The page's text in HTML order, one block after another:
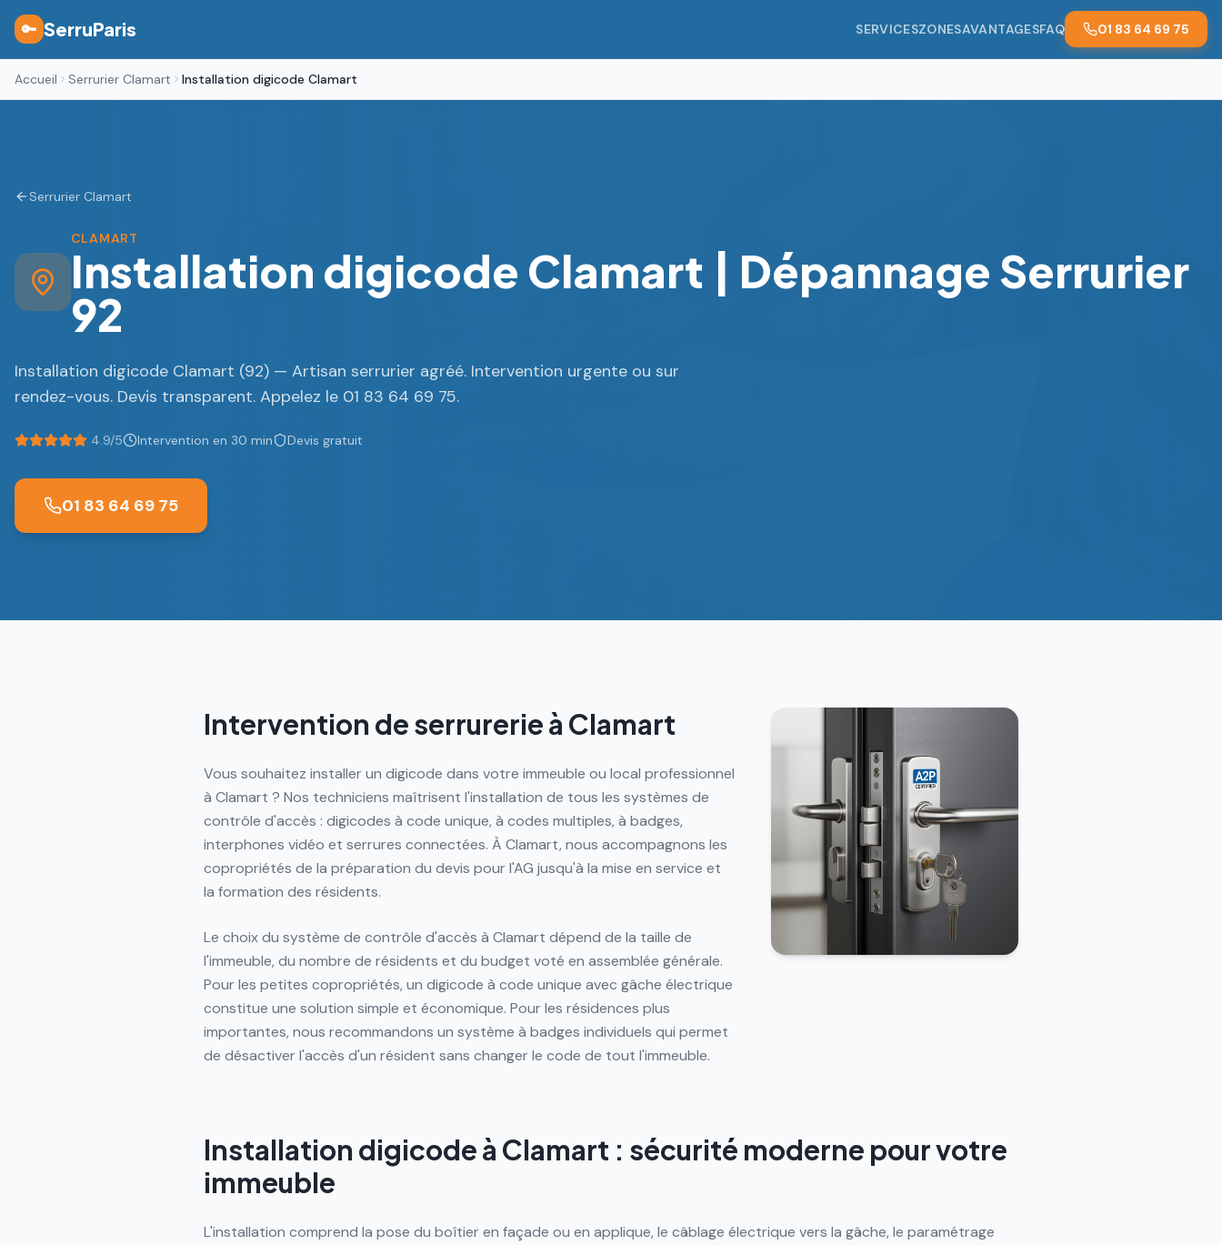
🔑 SerruParis SERVICESZONESAVANTAGESFAQ 01 83 64 69 75
Accueil Serrurier Clamart Installation digicode Clamart
Serrurier Clamart
CLAMART
Installation digicode Clamart | Dépannage Serrurier
92
Installation digicode Clamart (92) — Artisan serrurier agréé. Intervention urgente ou sur
rendez-vous. Devis transparent. Appelez le 01 83 64 69 75.
4.9/5 Intervention en 30 min Devis gratuit
01 83 64 69 75
Intervention de serrurerie à Clamart
Vous souhaitez installer un digicode dans votre immeuble ou local professionnel
à Clamart ? Nos techniciens maîtrisent l'installation de tous les systèmes de
contrôle d'accès : digicodes à code unique, à codes multiples, à badges,
interphones vidéo et serrures connectées. À Clamart, nous accompagnons les
copropriétés de la préparation du devis pour l'AG jusqu'à la mise en service et
la formation des résidents.
Le choix du système de contrôle d'accès à Clamart dépend de la taille de
l'immeuble, du nombre de résidents et du budget voté en assemblée générale.
Pour les petites copropriétés, un digicode à code unique avec gâche électrique
constitue une solution simple et économique. Pour les résidences plus
importantes, nous recommandons un système à badges individuels qui permet
de désactiver l'accès d'un résident sans changer le code de tout l'immeuble.
Installation digicode à Clamart : sécurité moderne pour votre
immeuble
L'installation comprend la pose du boîtier en façade ou en applique, le câblage électrique vers la gâche, le paramétrage